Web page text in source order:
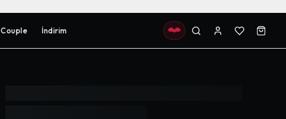
Couple İndirim